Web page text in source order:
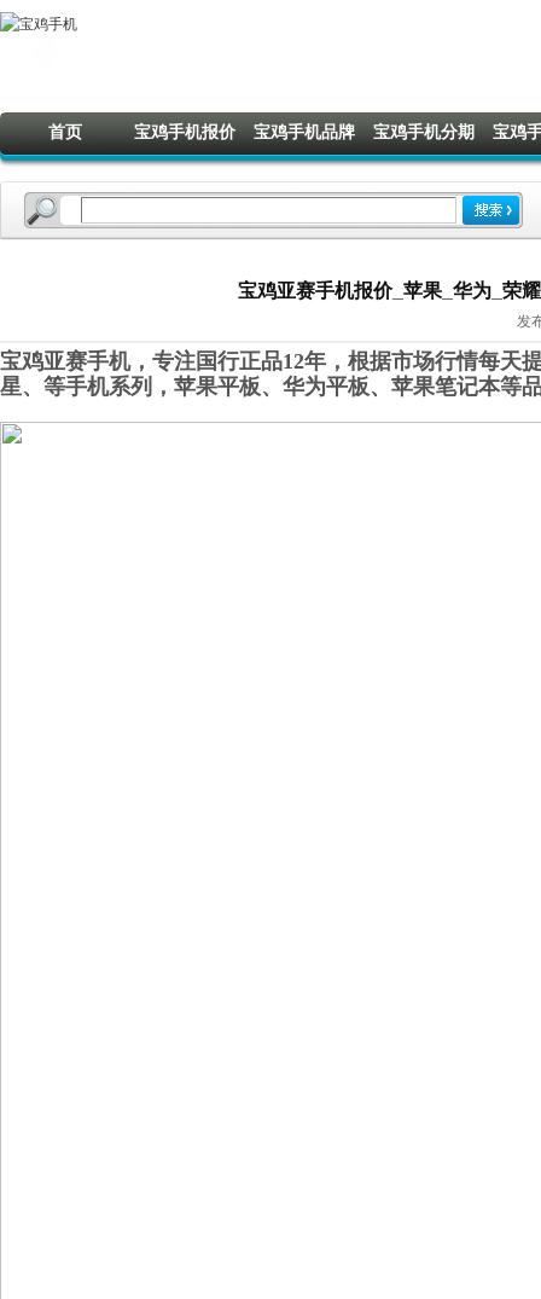
首页 宝鸡手机报价 宝鸡手机品牌 宝鸡手机分期 宝鸡
宝鸡亚赛手机报价_苹果_华为_荣
发
宝鸡亚赛手机，专注国行正品12年，根据市场行情每天
星、 等手机系列，苹果平板、华为平板、苹果笔记本等